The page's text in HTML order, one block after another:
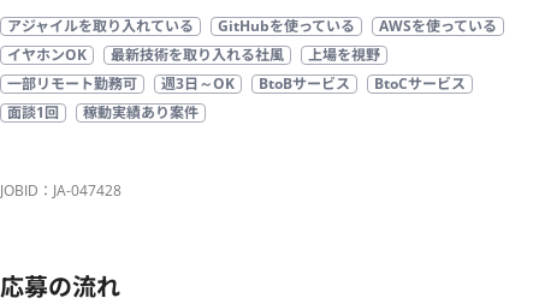
アジャイルを取り入れている GitHubを使っている
AWSを使っている
イヤホンOK
最新技術を取り入れる社風
上場を視野
一部リモート勤務可
週3日～OK BtoBサービス
BtoCサービス
面談1回
稼動実績あり案件
JOBID：JA-047428
応募の流れ